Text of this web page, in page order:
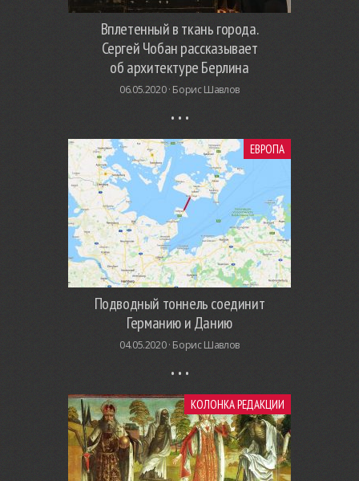
Вплетенный в ткань города.
Сергей Чобан рассказывает
об архитектуре Берлина
06.05.2020 · Борис Шавлов
ЕВРОПА
Подводный тоннель соединит
Германию и Данию
04.05.2020 · Борис Шавлов
КОЛОНКА РЕДАКЦИИ